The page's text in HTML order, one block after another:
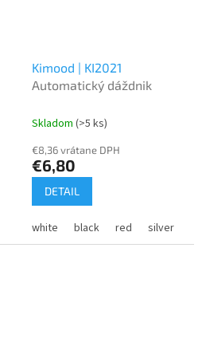
orange light grey dark grey
Kimood | KI2021
Automatický dáždnik
Skladom (>5 ks)
€8,36 vrátane DPH
€6,80
DETAIL
white black red silver